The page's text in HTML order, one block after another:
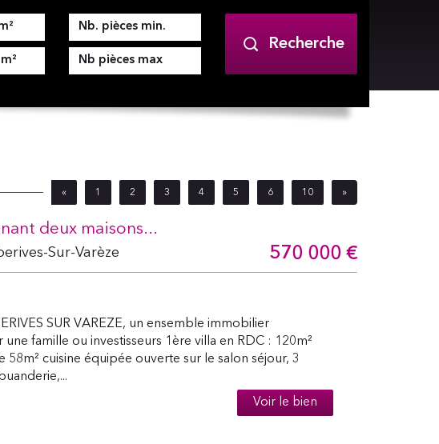
Recherche
« 1 2 3 4 5 6 10 »
deux maisons...
Sur-Varèze 570 000 €
SUR VAREZE, un ensemble immobilier
famille ou investisseurs 1ère villa en RDC : 120m²
cuisine équipée ouverte sur le salon séjour, 3
Voir le bien